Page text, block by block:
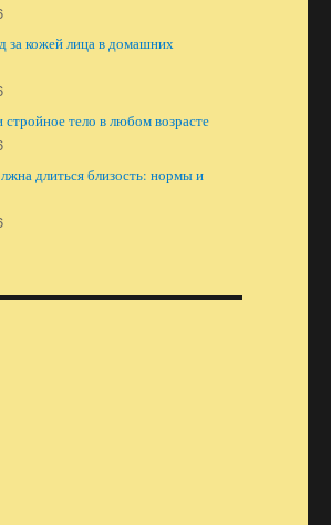
за кожей лица в домашних
стройное тело в любом возрасте
длиться близость: нормы и